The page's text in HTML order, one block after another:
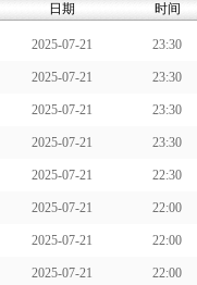
日期 时间
2025-07-21 23:30
2025-07-21 23:30
2025-07-21 23:30
2025-07-21 23:30
2025-07-21 22:30
2025-07-21 22:00
2025-07-21 22:00
2025-07-21 22:00